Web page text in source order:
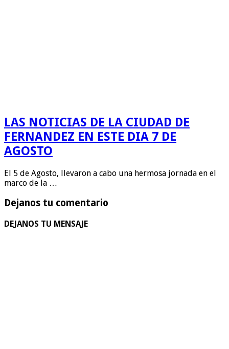
LAS NOTICIAS DE LA CIUDAD DE
FERNANDEZ EN ESTE DIA 7 DE
AGOSTO
El 5 de Agosto, llevaron a cabo una hermosa jornada en el
marco de la …
Dejanos tu comentario
DEJANOS TU MENSAJE